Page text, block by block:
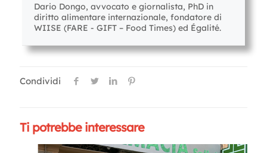
Dario Dongo, avvocato e giornalista, PhD in
diritto alimentare internazionale, fondatore di
WIISE (FARE - GIFT – Food Times) ed Égalité.
Condividi
Ti potrebbe interessare